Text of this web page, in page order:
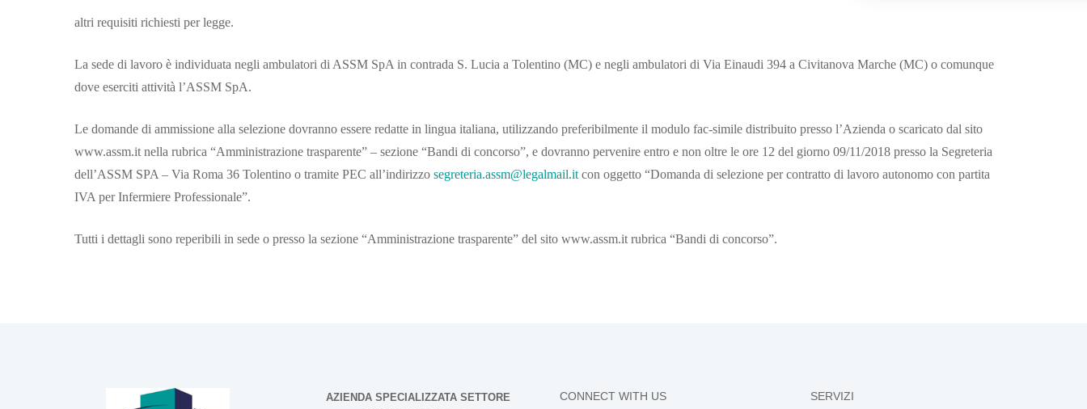
altri requisiti richiesti per legge.
La sede di lavoro è individuata negli ambulatori di ASSM SpA in contrada S. Lucia a Tolentino (MC) e negli ambulatori di Via Einaudi 394 a Civitanova Marche (MC) o comunque
dove eserciti attività l’ASSM SpA.
Le domande di ammissione alla selezione dovranno essere redatte in lingua italiana, utilizzando preferibilmente il modulo fac-simile distribuito presso l’Azienda o scaricato dal sito
www.assm.it nella rubrica “Amministrazione trasparente” – sezione “Bandi di concorso”, e dovranno pervenire entro e non oltre le ore 12 del giorno 09/11/2018 presso la Segreteria
dell’ASSM SPA – Via Roma 36 Tolentino o tramite PEC all’indirizzo segreteria.assm@legalmail.it con oggetto “Domanda di selezione per contratto di lavoro autonomo con partita
IVA per Infermiere Professionale”.
Tutti i dettagli sono reperibili in sede o presso la sezione “Amministrazione trasparente” del sito www.assm.it rubrica “Bandi di concorso”.
AZIENDA SPECIALIZZATA SETTORE
CONNECT WITH US SERVIZI